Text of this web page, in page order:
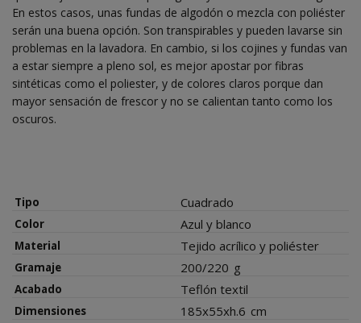
En estos casos, unas fundas de algodón o mezcla con poliéster
serán una buena opción. Son transpirables y pueden lavarse sin
problemas en la lavadora. En cambio, si los cojines y fundas van
a estar siempre a pleno sol, es mejor apostar por fibras
sintéticas como el poliester, y de colores claros porque dan
mayor sensación de frescor y no se calientan tanto como los
oscuros.
Tipo Cuadrado
Color Azul y blanco
Material Tejido acrílico y poliéster
Gramaje 200/220 g
Acabado Teflón textil
Dimensiones 185x55xh.6 cm